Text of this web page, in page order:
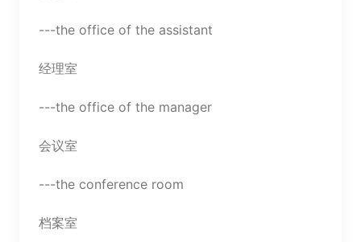
---the office of the assistant
经理室
---the office of the manager
会议室
---the conference room
档案室